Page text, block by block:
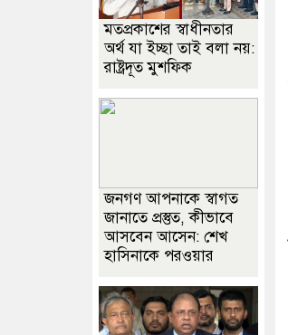
মতপ্রকাশের স্বাধীনতার
অর্থ যা ইচ্ছা তাই বলা নয়:
রাষ্ট্রদূত মুশফিক
জনগণ আপনাকে স্বাগত
জানাতে প্রস্তুত, কীভাবে
আসবেন আসেন: শেখ
হাসিনাকে পরওয়ার